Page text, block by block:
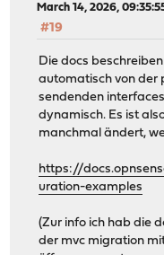
March 14, 2026,
#19
Die docs
automatisch von der
sendenden
dynamisch. Es ist
manchmal ändert,
https://
uration-examples
(Zur info ich hab die
der mvc migration